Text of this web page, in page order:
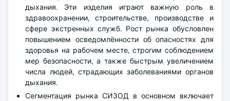
дыхания. Эти изделия играют важную роль в
здравоохранении, строительстве, производстве и
сфере экстренных служб. Рост рынка обусловлен
повышением осведомлённости об опасностях для
здоровья на рабочем месте, строгим соблюдением
мер безопасности, а также быстрым увеличением
числа людей, страдающих заболеваниями органов
дыхания.
Сегментация рынка СИЗОД в основном включает